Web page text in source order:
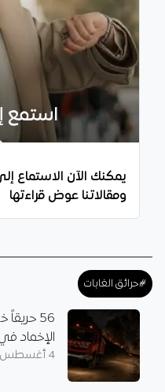
استمع
يمكنك الآن الاستماع إلى
ومقالاتنا عوض قراءتها
#حرائق الغابات
الإخماد في 3
4 أغسطس 2026